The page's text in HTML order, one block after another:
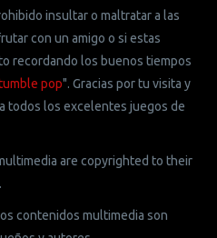
insultar o maltratar a las
con un amigo o si estas
recordando los buenos tiempos
tumble pop ". Gracias por tu visita y
todos los excelentes juegos de
are copyrighted to their